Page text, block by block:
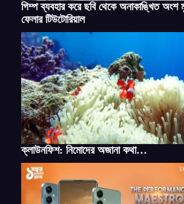
গিম্প ব্যবহার করে ছবি থেকে অনাকাঙ্খিত অংশ
ফেলার টিউটোরিয়াল
ক্লাউনফিশ: নিমোদের অজানা কথা…